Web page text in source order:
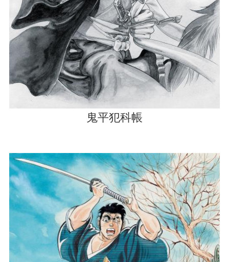
鬼平犯科帳